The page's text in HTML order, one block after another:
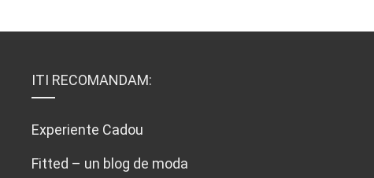
ITI RECOMANDAM:
Experiente Cadou
Fitted – un blog de moda